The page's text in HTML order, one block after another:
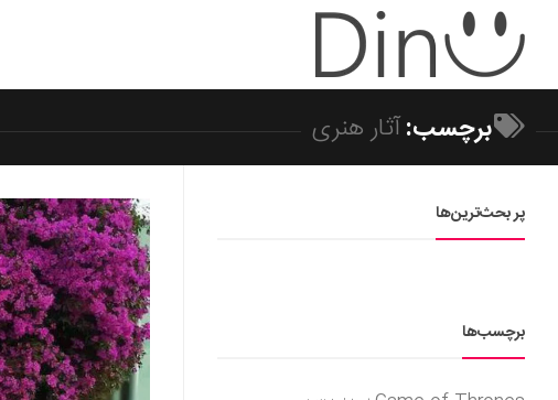
برچسب:آثار هنری
پر بحث‌ترین‌ها
برچسب‌ها